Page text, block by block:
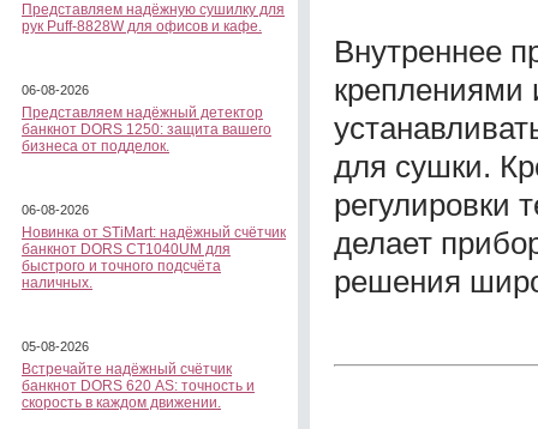
Представляем надёжную сушилку для
рук Puff-8828W для офисов и кафе.
06-08-2026
Представляем надёжный детектор
банкнот DORS 1250: защита вашего
бизнеса от подделок.
06-08-2026
Новинка от STiMart: надёжный счётчик
банкнот DORS CT1040UM для
быстрого и точного подсчёта
наличных.
05-08-2026
Встречайте надёжный счётчик
банкнот DORS 620 АS: точность и
скорость в каждом движении.
Внутреннее
для сушки.
регулировки
делает
решения